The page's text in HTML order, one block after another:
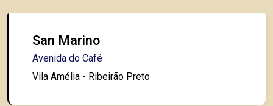
San Marino
Avenida do Café
Vila Amélia - Ribeirão Preto